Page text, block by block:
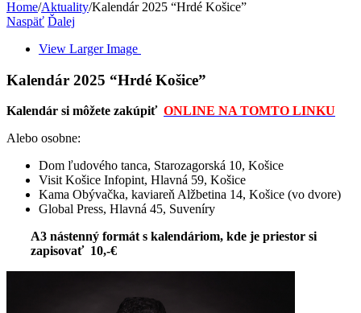
Home/Aktuality/Kalendár 2025 “Hrdé Košice”
Naspäť Ďalej
View Larger Image
Kalendár 2025 “Hrdé Košice”
Kalendár si môžete zakúpiť ONLINE NA TOMTO LINKU
Alebo osobne:
Dom ľudového tanca, Starozagorská 10, Košice
Visit Košice Infopint, Hlavná 59, Košice
Kama Obývačka, kaviareň Alžbetina 14, Košice (vo dvore)
Global Press, Hlavná 45, Suveníry
A3 nástenný formát s kalendáriom, kde je priestor si
zapisovať 10,-€